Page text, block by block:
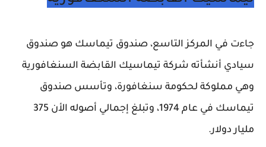
جاءت في المركز التاسع، صندوق تيماسك هو صندوق
سيادي أنشأته شركة تيماسيك القابضة السنغافورية
وهي مملوكة لحكومة سنغافورة، وتأسس صندوق
تيماسك في عام 1974، وتبلغ إجمالي أصوله الأن 375
مليار دولار.